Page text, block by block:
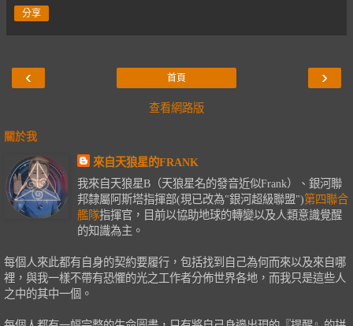
分享
‹ ›
首頁
查看網路版
關於我
來自天狼星的FRANK
我來自天狼星B（天狼星名的發音近似Frank）、銀河聯
邦隸屬阿斯塔指揮部(現已改為"銀河超級聯盟")第四聯合
艦隊指揮官，目前以協助地球的轉變以及人類意識覺醒
的知識為主。
每個人來此都有自身的契約要履行，包括找到自己為何而來以及來自哪
裡，與我一樣不帶有恐懼的光之工作者分佈世界各地，而我只是這些人
之中的其中一個。